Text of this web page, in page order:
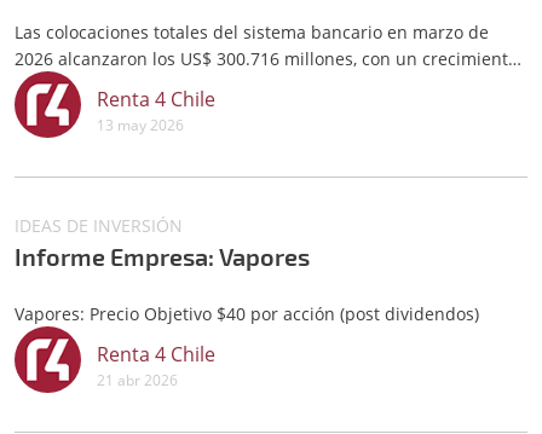
Las colocaciones totales del sistema bancario en marzo de
2026 alcanzaron los US$ 300.716 millones, con un crecimiento
de 4,0% interanual en pesos.
Renta 4 Chile
13 may 2026
IDEAS DE INVERSIÓN
Informe Empresa: Vapores
Vapores: Precio Objetivo $40 por acción (post dividendos)
Renta 4 Chile
21 abr 2026